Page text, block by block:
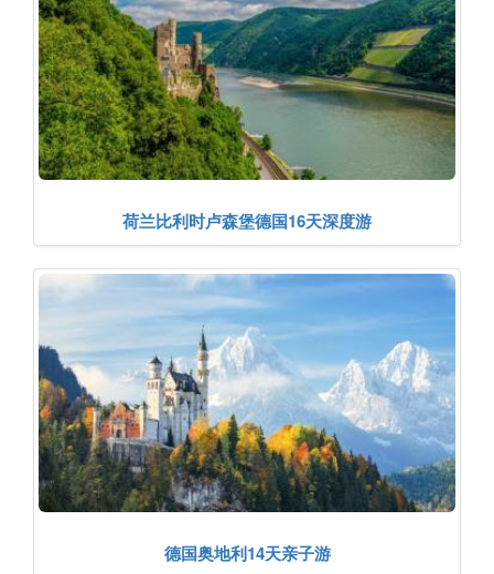
荷兰比利时卢森堡德国16天深度游
德国奥地利14天亲子游